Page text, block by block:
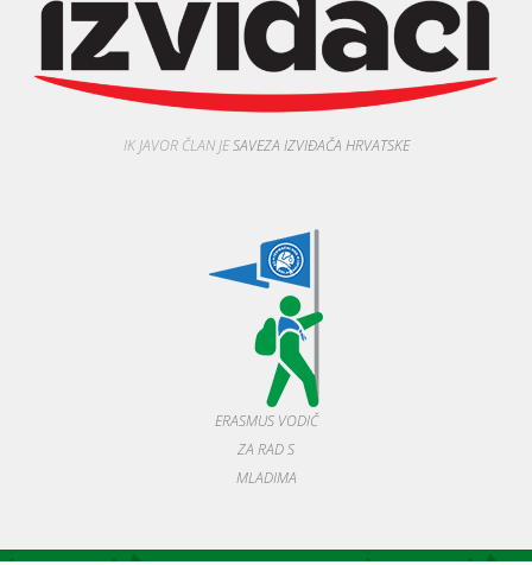
IK JAVOR ČLAN JESAVEZA IZVIĐAČA HRVATSKE
ERASMUS VODIČ
ZA RAD S
MLADIMA